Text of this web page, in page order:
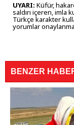
UYARI: Küfür,
saldırı içeren, imla
Türkçe karakter
yorumlar
BENZER